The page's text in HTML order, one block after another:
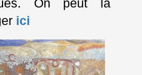
On peut la
ici